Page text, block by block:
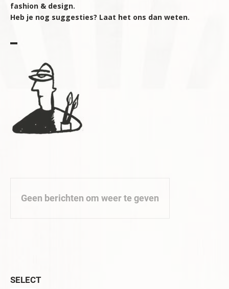
fashion & design.
Heb je nog suggesties? Laat het ons dan weten.
▬
Geen berichten om weer te geven
SELECT